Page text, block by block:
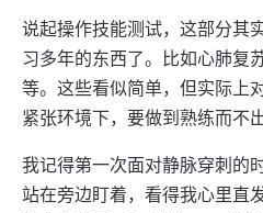
说起操作技能测试，这部分其
习多年的东西了。比如心肺复
等。这些看似简单，但实际上
紧张环境下，要做到熟练而不出
我记得第一次面对静脉穿刺的
站在旁边盯着，看得我心里直